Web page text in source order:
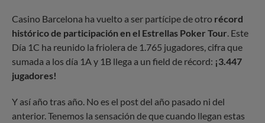
Casino Barcelona ha vuelto a ser partícipe de otro récord
histórico de participación en el Estrellas Poker Tour . Este
Día 1C ha reunido la friolera de 1.765 jugadores, cifra que
sumada a los día 1A y 1B llega a un field de récord: ¡3.447
jugadores!
Y así año tras año. No es el post del año pasado ni del
anterior. Tenemos la sensación de que cuando llegan estas